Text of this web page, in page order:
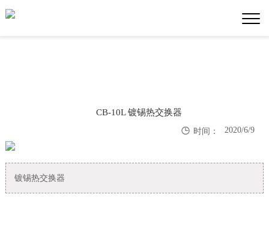
CB-10L 镀锡热交换器
 时间： 2020/6/9
镀锡热交换器